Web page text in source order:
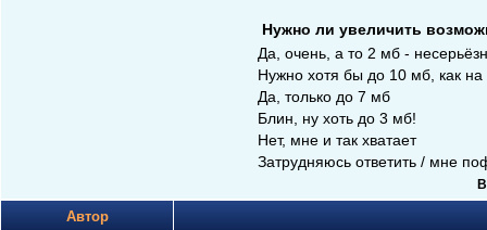
Нужно ли увеличить
Да, очень, а то 2 мб -
Нужно хотя бы до 10 мб, как
Да, только до 7 мб
Блин, ну хоть до 3 мб!
Нет, мне и так хватает
Затрудняюсь ответить / мне
Автор